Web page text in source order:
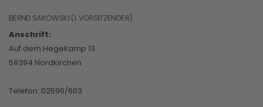
BERND SAKOWSKI (1. VORSITZENDER)
Anschrift:
Auf dem Hegekamp 13
59394 Nordkirchen
Telefon: 02596/603